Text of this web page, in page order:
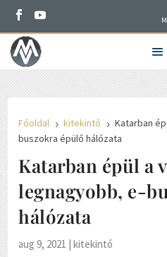
Főoldal 5 kitekintő 5 Katarban
buszokra épülő hálózata
Katarban épül a
legnagyobb, e-
hálózata
aug 9, 2021 |kitekintő